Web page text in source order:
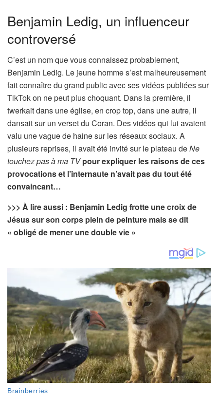
Benjamin Ledig, un influenceur
controversé
C’est un nom que vous connaissez probablement,
Benjamin Ledig. Le jeune homme s’est malheureusement
fait connaître du grand public avec ses vidéos publiées sur
TikTok on ne peut plus choquant. Dans la première, il
twerkait dans une église, en crop top, dans une autre, il
dansait sur un verset du Coran. Des vidéos qui lui avaient
valu une vague de haine sur les réseaux sociaux. A
plusieurs reprises, il avait été invité sur le plateau deNe
touchez pas à ma TVpour expliquer les raisons de ces
provocations et l’internaute n’avait pas du tout été
convaincant…
>>> À lire aussi : Benjamin Ledig frotte une croix de
Jésus sur son corps plein de peinture mais se dit
« obligé de mener une double vie »